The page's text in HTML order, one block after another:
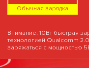
Обычная зарядка
Внимание: 10Вт быстрая
технологией Qualcomm
заряжаться с мощностью